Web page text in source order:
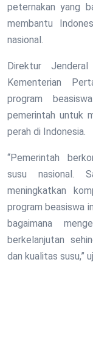
peternakan yang
membantu
nasional.
Direktur
Kementerian
program
pemerintah untuk
perah di Indonesia.
“Pemerintah
susu nasional.
meningkatkan
program beasiswa
bagaimana
berkelanjutan
dan kualitas susu,”